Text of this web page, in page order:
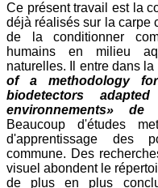
Ce présent travail est la
déjà réalisés sur la carpe
de la conditionner
humains en milieu
naturelles. Il entre dans
of a methodology
biodetectors
environnements»
Beaucoup d'études
d'apprentissage des
commune. Des
visuel abondent le
de plus en plus